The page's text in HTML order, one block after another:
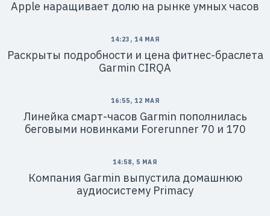
Apple наращивает долю на рынке умных часов
14:23, 14 МАЯ
Раскрыты подробности и цена фитнес-браслета
Garmin CIRQA
16:55, 12 МАЯ
Линейка смарт-часов Garmin пополнилась
беговыми новинками Forerunner 70 и 170
14:58, 5 МАЯ
Компания Garmin выпустила домашнюю
аудиосистему Primacy